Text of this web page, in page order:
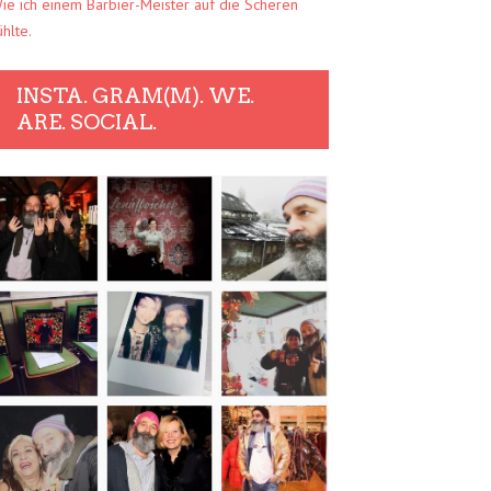
ich einem Barbier-Meister auf die Scheren
INSTA. GRAM(M). WE.
ARE. SOCIAL.